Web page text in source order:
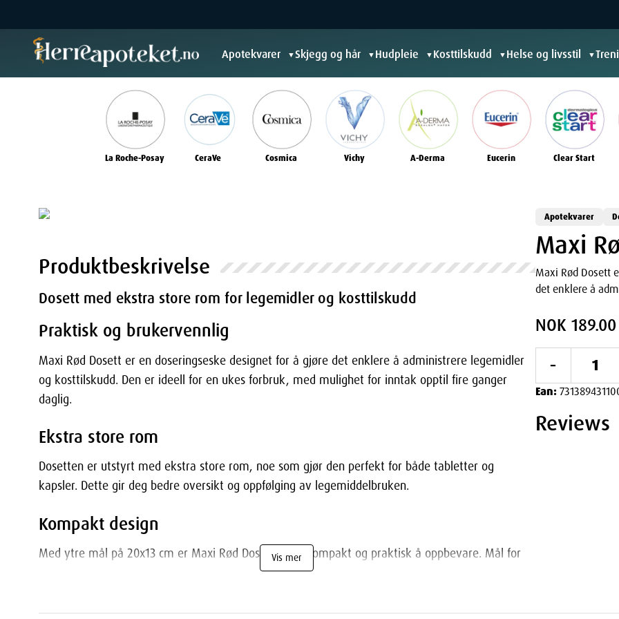
Apotekvarer ▼Skjegg og hår ▼ Hudpleie ▼ Kosttilskudd ▼ Helse og livsstil ▼
La Roche-Posay CeraVe Cosmica Vichy A-Derma Eucerin Clear Start
Produktbeskrivelse
Dosett med ekstra store rom for legemidler og kosttilskudd
Praktisk og brukervennlig
Maxi Rød Dosett er en doseringseske designet for å gjøre det enklere å administrere legemidler
og kosttilskudd. Den er ideell for en ukes forbruk, med mulighet for inntak opptil fire ganger
daglig.
Ekstra store rom
Dosetten er utstyrt med ekstra store rom, noe som gjør den perfekt for både tabletter og
kapsler. Dette gir deg bedre oversikt og oppfølging av legemiddelbruken.
Kompakt design
Med ytre mål på 20x13 cm er Maxi Rød Dosett både kompakt og praktisk å oppbevare. Mål for
indre rom: 2,8 cm x 2,8 cm, dybde 2 cm. Den passer godt i skuffer og skap, eller kan tas med på
Vis mer
Apotekvarer
Maxi
Maxi Rød Dosett
det enklere å
NOK 189.00
-
Ean:
Reviews